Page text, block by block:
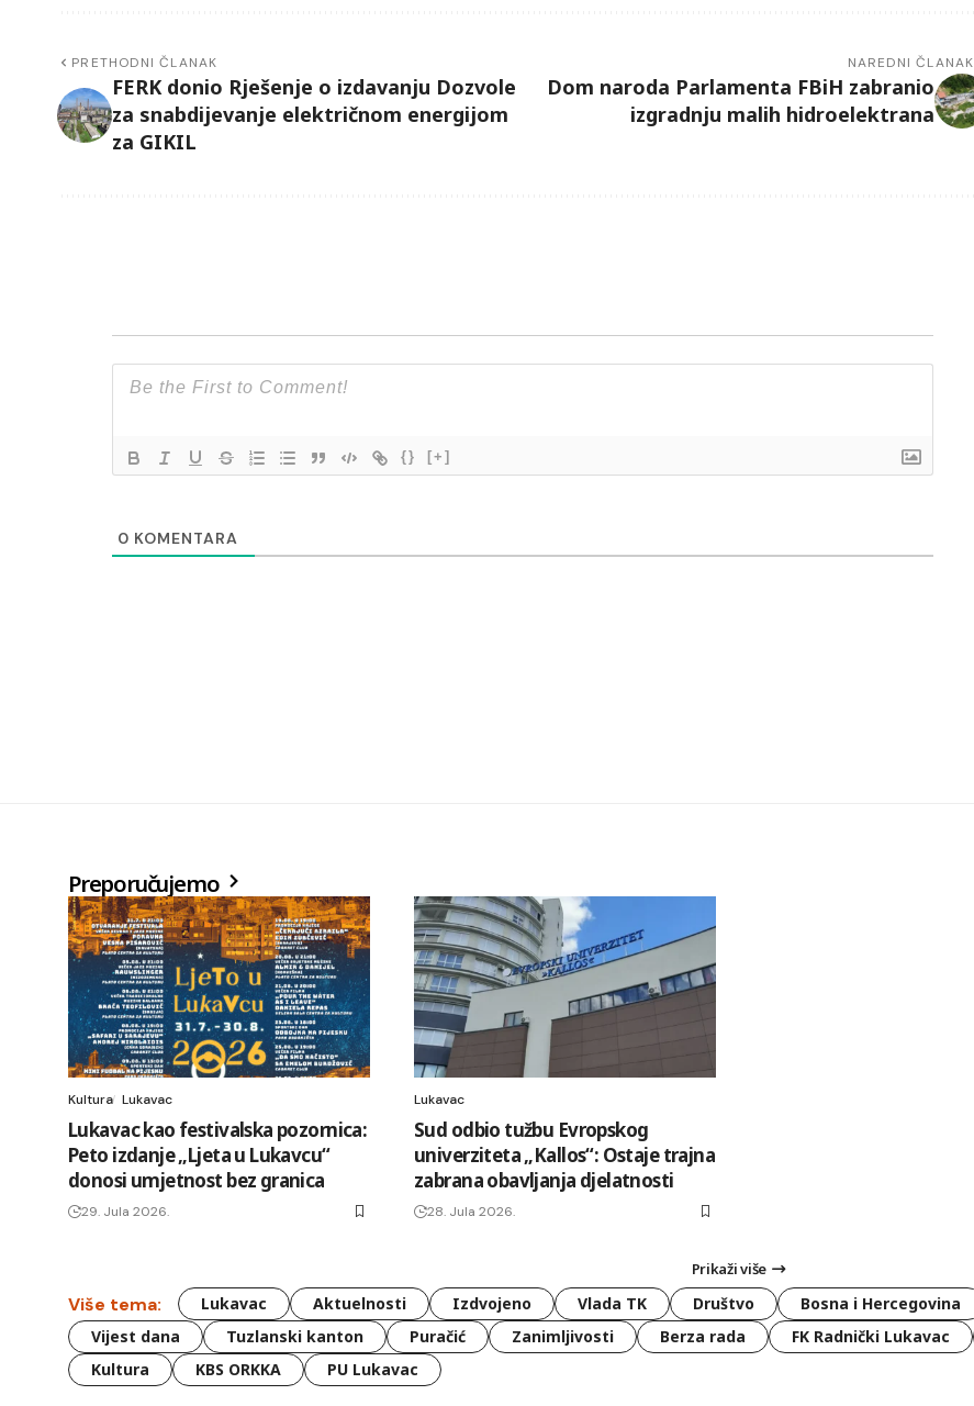
PRETHODNI ČLANAK
FERK donio Rješenje o izdavanju Dozvole
za snabdijevanje električnom energijom
za GIKIL
NAREDNI ČLANAK
Dom naroda Parlamenta FBiH zabranio
izgradnju malih hidroelektrana
{} [+]
0 KOMENTARA
Preporučujemo
Kultura Lukavac
Lukavac kao festivalska pozornica:
Peto izdanje „Ljeta u Lukavcu“
donosi umjetnost bez granica
29. Jula 2026.
Lukavac
Sud odbio tužbu Evropskog
univerziteta „Kallos“: Ostaje trajna
zabrana obavljanja djelatnosti
28. Jula 2026.
Prikaži više
Više tema: Lukavac Aktuelnosti Izdvojeno Vlada TK Društvo Bosna i Hercegovina
Vijest dana
Tuzlanski kanton Puračić Zanimljivosti Berza rada FK Radnički Lukavac
Kultura
KBS ORKKA PU Lukavac